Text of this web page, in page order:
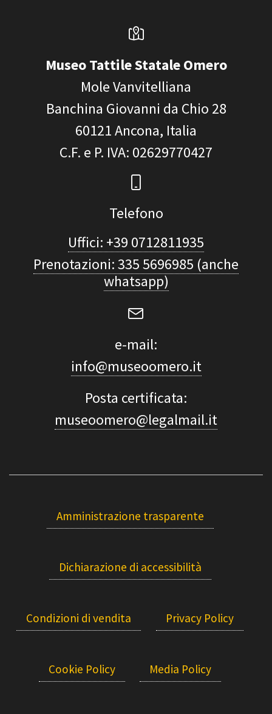
Museo Tattile Statale Omero
Mole Vanvitelliana
Banchina Giovanni da Chio 28
60121Ancona, Italia
C.F. e P. IVA: 02629770427
Telefono
Uffici: +39 0712811935
Prenotazioni: 335 5696985 (anche
whatsapp)
e-mail:
info@museoomero.it
Posta certificata:
museoomero@legalmail.it
Amministrazione trasparente
Dichiarazione di accessibilità
Condizioni di vendita Privacy Policy
Cookie Policy Media Policy